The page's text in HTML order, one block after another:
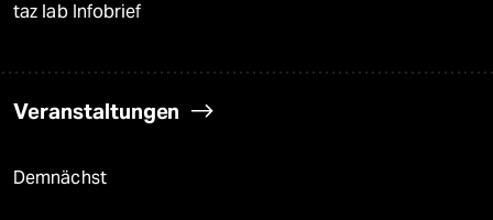
taz lab Infobrief
Veranstaltungen
Demnächst